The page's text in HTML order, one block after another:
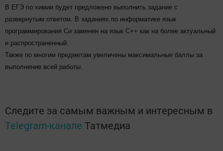
В ЕГЭ по химии будет предложено выполнить задание с
развернутым ответом. В заданиях по информатике язык
программирования Си заменен на язык С++ как на более актуальный
и распространенный.
Также по многим предметам увеличены максимальные баллы за
выполнение всей работы.
Следите за самым важным и интересным в
Telegram-канале Татмедиа